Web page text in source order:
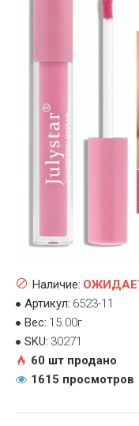
Наличие:
Артикул: 6523-11
Вес: 15.00г
SKU: 30271
60 шт продано
1615 просмотров